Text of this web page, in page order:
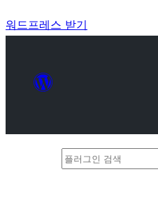
워드프레스 받기
플